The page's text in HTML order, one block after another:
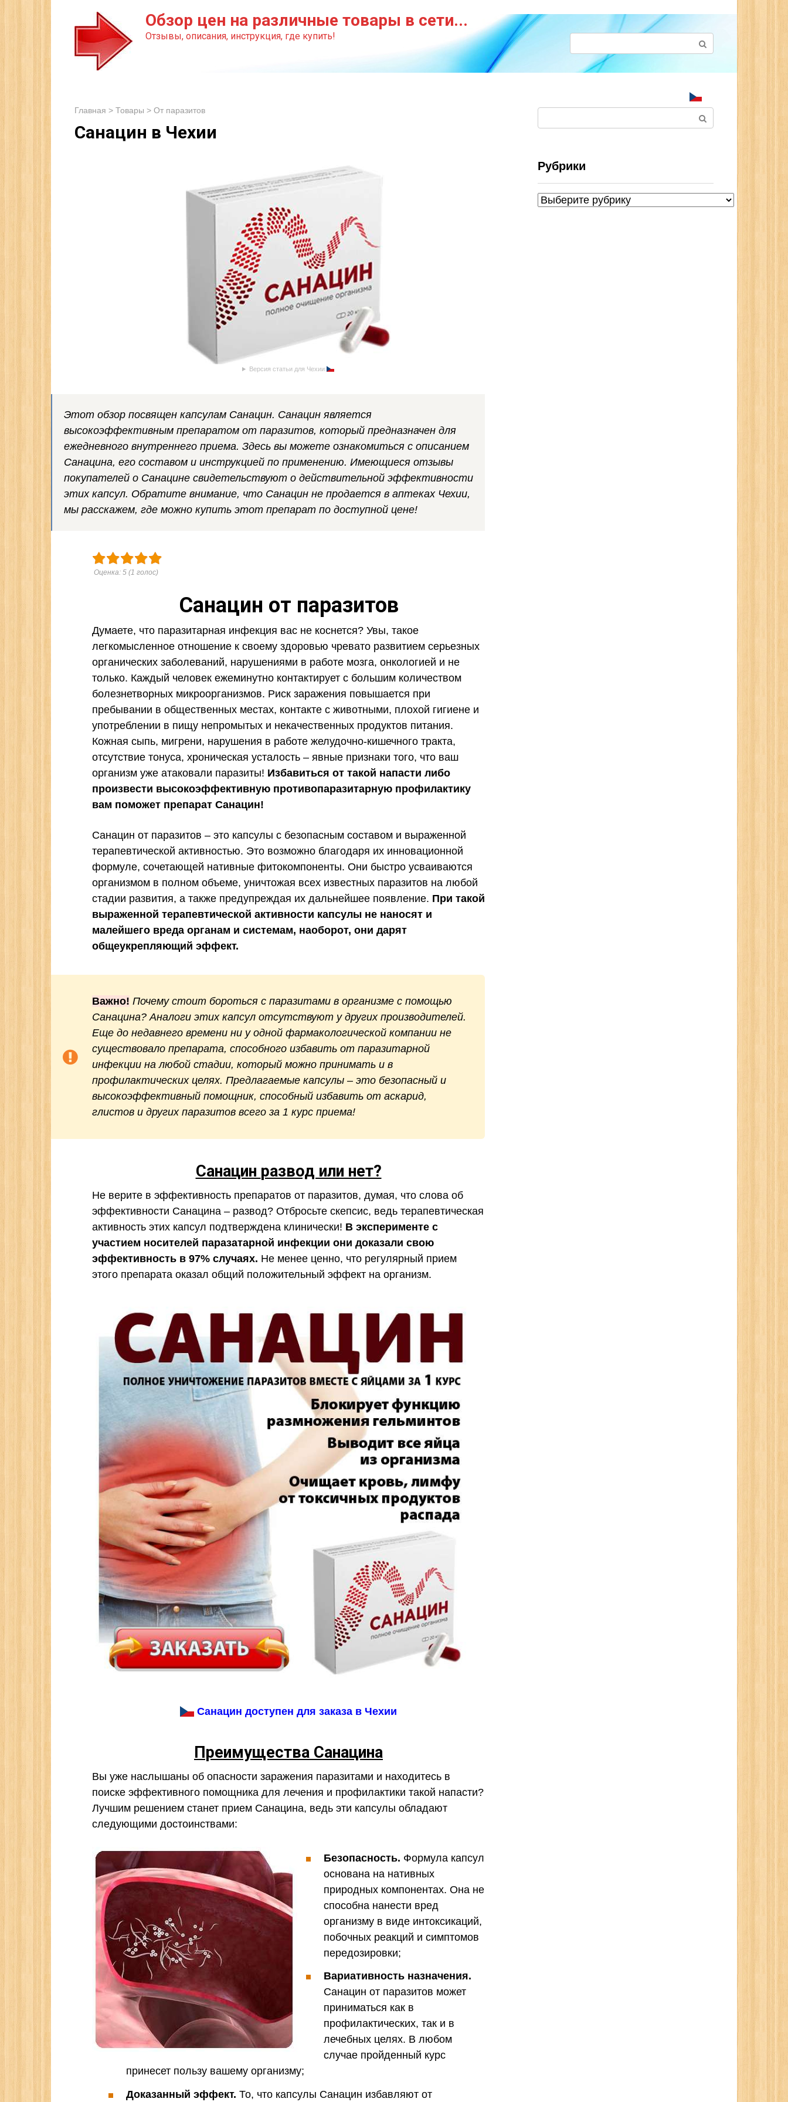
Обзор цен на различные товары в сети...
Отзывы, описания, инструкция, где купить!
Главная > Товары > От паразитов
Санацин в Чехии
Версия статьи для Чехии
Этот обзор посвящен капсулам Санацин. Санацин является
высокоэффективным препаратом от паразитов, который предназначен для
ежедневного внутреннего приема. Здесь вы можете ознакомиться с описанием
Санацина, его составом и инструкцией по применению. Имеющиеся отзывы
покупателей о Санацине свидетельствуют о действительной эффективности
этих капсул. Обратите внимание, что Санацин не продается в аптеках Чехии,
мы расскажем, где можно купить этот препарат по доступной цене!
Оценка: 5 (1 голос)
Санацин от паразитов
Думаете, что паразитарная инфекция вас не коснется? Увы, такое
легкомысленное отношение к своему здоровью чревато развитием серьезных
органических заболеваний, нарушениями в работе мозга, онкологией и не
только. Каждый человек ежеминутно контактирует с большим количеством
болезнетворных микроорганизмов. Риск заражения повышается при
пребывании в общественных местах, контакте с животными, плохой гигиене и
употреблении в пищу непромытых и некачественных продуктов питания.
Кожная сыпь, мигрени, нарушения в работе желудочно-кишечного тракта,
отсутствие тонуса, хроническая усталость – явные признаки того, что ваш
организм уже атаковали паразиты! Избавиться от такой напасти либо
произвести высокоэффективную противопаразитарную профилактику
вам поможет препарат Санацин!
Санацин от паразитов – это капсулы с безопасным составом и выраженной
терапевтической активностью. Это возможно благодаря их инновационной
формуле, сочетающей нативные фитокомпоненты. Они быстро усваиваются
организмом в полном объеме, уничтожая всех известных паразитов на любой
стадии развития, а также предупреждая их дальнейшее появление. При такой
выраженной терапевтической активности капсулы не наносят и
малейшего вреда органам и системам, наоборот, они дарят
общеукрепляющий эффект.
Важно! Почему стоит бороться с паразитами в организме с помощью
Санацина? Аналоги этих капсул отсутствуют у других производителей.
Еще до недавнего времени ни у одной фармакологической компании не
существовало препарата, способного избавить от паразитарной
инфекции на любой стадии, который можно принимать и в
профилактических целях. Предлагаемые капсулы – это безопасный и
высокоэффективный помощник, способный избавить от аскарид,
глистов и других паразитов всего за 1 курс приема!
Санацин развод или нет?
Не верите в эффективность препаратов от паразитов, думая, что слова об
эффективности Санацина – развод? Отбросьте скепсис, ведь терапевтическая
активность этих капсул подтверждена клинически! В эксперименте с
участием носителей паразатарной инфекции они доказали свою
эффективность в 97% случаях. Не менее ценно, что регулярный прием
этого препарата оказал общий положительный эффект на организм.
Санацин доступен для заказа в Чехии
Преимущества Санацина
Вы уже наслышаны об опасности заражения паразитами и находитесь в
поиске эффективного помощника для лечения и профилактики такой напасти?
Лучшим решением станет прием Санацина, ведь эти капсулы обладают
следующими достоинствами:
Безопасность. Формула капсул
основана на нативных
природных компонентах. Она не
способна нанести вред
организму в виде интоксикаций,
побочных реакций и симптомов
передозировки;
Вариативность назначения.
Санацин от паразитов может
приниматься как в
профилактических, так и в
лечебных целях. В любом
случае пройденный курс
принесет пользу вашему организму;
Доказанный эффект. То, что капсулы Санацин избавляют от
Рубрики
Рубрики